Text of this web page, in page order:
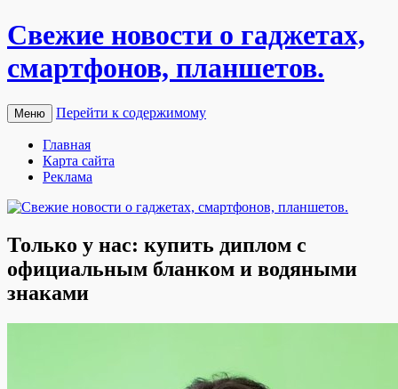
Свежие новости о гаджетах,
смартфонов, планшетов.
Меню Перейти к содержимому
Главная
Карта сайта
Реклама
Только у нас: купить диплом с
официальным бланком и водяными
знаками